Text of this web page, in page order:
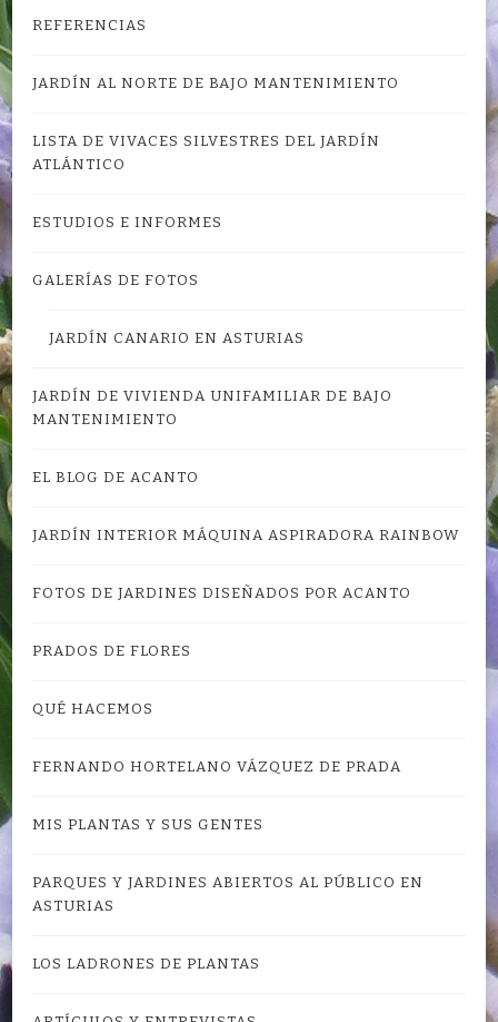
REFERENCIAS
JARDÍN AL NORTE DE BAJO MANTENIMIENTO
LISTA DE VIVACES SILVESTRES DEL JARDÍN
ATLÁNTICO
ESTUDIOS E INFORMES
GALERÍAS DE FOTOS
JARDÍN CANARIO EN ASTURIAS
JARDÍN DE VIVIENDA UNIFAMILIAR DE BAJO
MANTENIMIENTO
EL BLOG DE ACANTO
JARDÍN INTERIOR MÁQUINA ASPIRADORA RAINBOW
FOTOS DE JARDINES DISEÑADOS POR ACANTO
PRADOS DE FLORES
QUÉ HACEMOS
FERNANDO HORTELANO VÁZQUEZ DE PRADA
MIS PLANTAS Y SUS GENTES
PARQUES Y JARDINES ABIERTOS AL PÚBLICO EN
ASTURIAS
LOS LADRONES DE PLANTAS